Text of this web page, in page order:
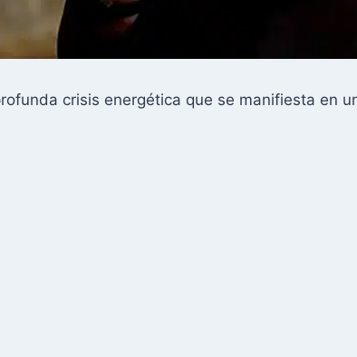
crisis energética que se manifiesta en